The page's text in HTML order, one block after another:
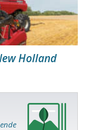
Holland